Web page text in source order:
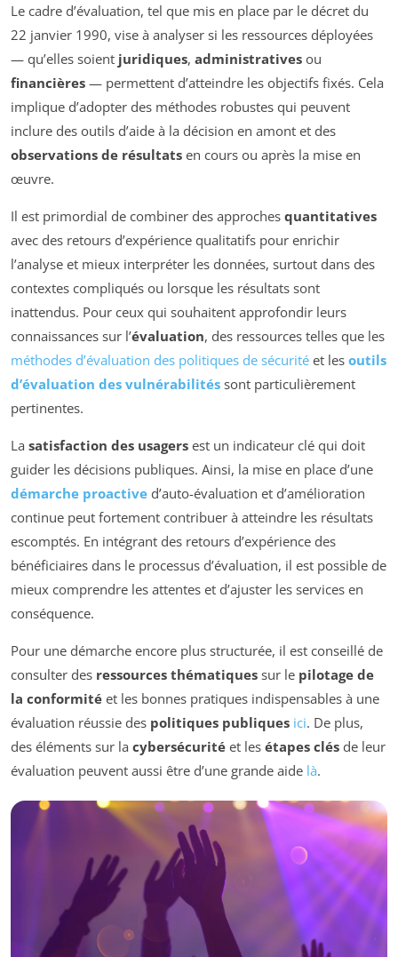
Le cadre d’évaluation, tel que mis en place par le décret du
22 janvier 1990, vise à analyser si les ressources déployées
— qu’elles soient juridiques, administratives ou
financières — permettent d’atteindre les objectifs fixés. Cela
implique d’adopter des méthodes robustes qui peuvent
inclure des outils d’aide à la décision en amont et des
observations de résultats en cours ou après la mise en
œuvre.
Il est primordial de combiner des approches quantitatives
avec des retours d’expérience qualitatifs pour enrichir
l’analyse et mieux interpréter les données, surtout dans des
contextes compliqués ou lorsque les résultats sont
inattendus. Pour ceux qui souhaitent approfondir leurs
connaissances sur l’évaluation, des ressources telles que les
méthodes d’évaluation des politiques de sécurité et les outils
d’évaluation des vulnérabilités sont particulièrement
pertinentes.
La satisfaction des usagers est un indicateur clé qui doit
guider les décisions publiques. Ainsi, la mise en place d’une
démarche proactive d’auto-évaluation et d’amélioration
continue peut fortement contribuer à atteindre les résultats
escomptés. En intégrant des retours d’expérience des
bénéficiaires dans le processus d’évaluation, il est possible de
mieux comprendre les attentes et d’ajuster les services en
conséquence.
Pour une démarche encore plus structurée, il est conseillé de
consulter des ressources thématiques sur le pilotage de
la conformité et les bonnes pratiques indispensables à une
évaluation réussie des politiques publiques ici. De plus,
des éléments sur la cybersécurité et les étapes clés de leur
évaluation peuvent aussi être d’une grande aide là.